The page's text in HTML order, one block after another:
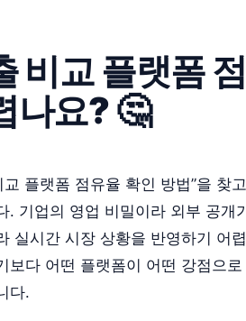
비교 플랫폼
나요? 🤔
교 플랫폼 점유율 확인 방법”을 찾
. 기업의 영업 비밀이라 외부 공
실시간 시장 상황을 반영하기 어
보다 어떤 플랫폼이 어떤 강점으
다.